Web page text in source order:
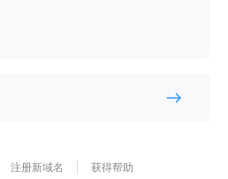
注册新域名 获得帮助